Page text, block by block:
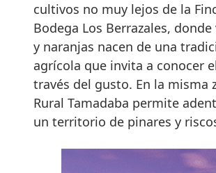
cultivos no muy lejos de la
Bodega Los Berrazales,
y naranjas nacen de una
agrícola que invita a conocer
través del gusto. En la misma
Rural Tamadaba permite
un territorio de pinares y